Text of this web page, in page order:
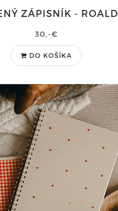
ZÁPISNÍK - ROALD
30,-€
DO KOŠÍKA